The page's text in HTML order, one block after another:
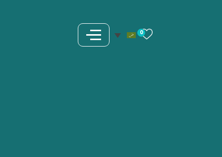
0